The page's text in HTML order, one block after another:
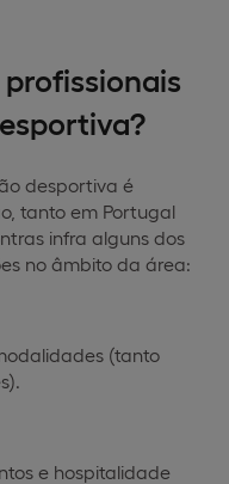
desportiva é
tanto em Portugal
infra alguns dos
no âmbito da área:
(tanto
e hospitalidade